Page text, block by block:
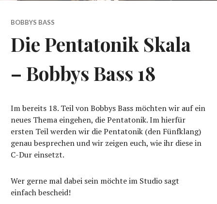
BOBBYS BASS
Die Pentatonik Skala
– Bobbys Bass 18
Im bereits 18. Teil von Bobbys Bass möchten wir auf ein
neues Thema eingehen, die Pentatonik. Im hierfür
ersten Teil werden wir die Pentatonik (den Fünfklang)
genau besprechen und wir zeigen euch, wie ihr diese in
C-Dur einsetzt.
Wer gerne mal dabei sein möchte im Studio sagt
einfach bescheid!